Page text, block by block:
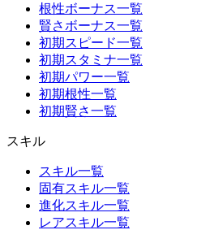
根性ボーナス一覧
賢さボーナス一覧
初期スピード一覧
初期スタミナ一覧
初期パワー一覧
初期根性一覧
初期賢さ一覧
スキル
スキル一覧
固有スキル一覧
進化スキル一覧
レアスキル一覧